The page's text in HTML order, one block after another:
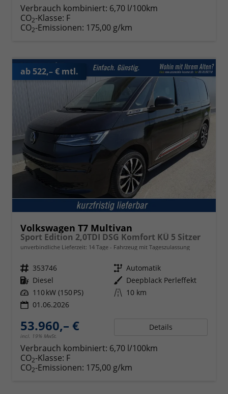
Verbrauch kombiniert: 6,70 l/100km
CO2-Klasse: F
CO2-Emissionen: 175,00 g/km
ab 522,– € mtl.
Volkswagen T7 Multivan
Sport Edition 2,0TDI DSG Komfort KÜ 5 Sitzer
unverbindliche Lieferzeit: 14 Tage Fahrzeug mit Tageszulassung
Fahrzeugnr. 353746 Getriebe Automatik
Kraftstoff Diesel Außenfarbe Deepblack Perleffekt
Leistung 110 kW (150 PS) Kilometerstand 10 km
01.06.2026
53.960,– €
incl. 19% MwSt.
Details
Verbrauch kombiniert: 6,70 l/100km
CO2-Klasse: F
CO2-Emissionen: 175,00 g/km